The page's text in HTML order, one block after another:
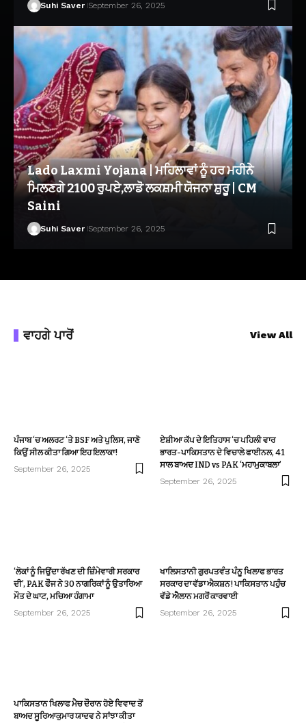
Suhi Saver September 26, 2025
Lado Laxmi Yojana | ਮਹਿਲਾਵਾਂ ਨੂੰ ਹਰ ਮਹੀਨੇ
ਮਿਲਣਗੇ 2100 ਰੁਪਏ,ਲਾਡੋ ਲਕਸ਼ਮੀ ਯੋਜਨਾ ਸ਼ੁਰੂ | CM
Saini
Suhi Saver September 26, 2025
ਵਾਹਗੇ ਪਾਰੋਂ View All
ਪੰਜਾਬ ‘ਚ ਅਲਰਟ ‘ਤੇ BSF ਅਤੇ ਪੁਲਿਸ, ਜਾਣੋ
ਕਿਉਂ ਸੀਲ ਕੀਤਾ ਗਿਆ ਇਹ ਇਲਾਕਾ!
September 26, 2025
ਏਸ਼ੀਆ ਕੱਪ ਦੇ ਇਤਿਹਾਸ ‘ਚ ਪਹਿਲੀ ਵਾਰ
ਭਾਰਤ-ਪਾਕਿਸਤਾਨ ਦੇ ਵਿਚਾਲੇ ਫਾਈਨਲ, 41
ਸਾਲ ਬਾਅਦ IND vs PAK ‘ਮਹਾਮੁਕਾਬਲਾ’
September 26, 2025
‘ਲੋਕਾਂ ਨੂੰ ਜਿਉਂਦਾ ਰੱਖਣ ਦੀ ਜ਼ਿੰਮੇਵਾਰੀ ਸਰਕਾਰ
ਦੀ’, PAK ਫੌਜ ਨੇ 30 ਨਾਗਰਿਕਾਂ ਨੂੰ ਉਤਾਰਿਆ
ਮੌਤ ਦੇ ਘਾਟ, ਮਚਿਆ ਹੰਗਾਮਾ
September 26, 2025
ਖਾਲਿਸਤਾਨੀ ਗੁਰਪਤਵੰਤ ਪੰਨੂ ਖਿਲਾਫ ਭਾਰਤ
ਸਰਕਾਰ ਦਾ ਵੱਡਾ ਐਕਸ਼ਨ! ਪਾਕਿਸਤਾਨ ਪਹੁੰਚ
ਵੱਡੇ ਐਲਾਨ ਮਗਰੋਂ ਕਾਰਵਾਈ
September 26, 2025
ਪਾਕਿਸਤਾਨ ਖਿਲਾਫ ਮੈਚ ਦੌਰਾਨ ਹੋਏ ਵਿਵਾਦ ਤੋਂ
ਬਾਅਦ ਸੂਰਿਆਕੁਮਾਰ ਯਾਦਵ ਨੇ ਸਾਂਝਾ ਕੀਤਾ